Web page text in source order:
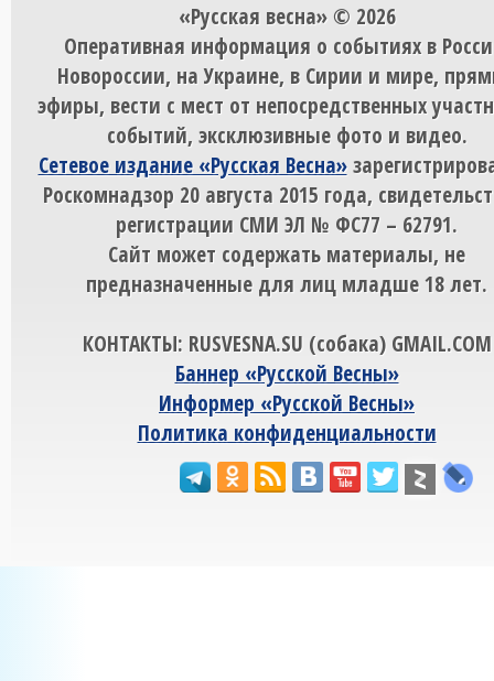
«Русская весна» © 2026
Оперативная информация о событиях в
Новороссии, на Украине, в Сирии и мире,
эфиры, вести с мест от непосредственных
событий, эксклюзивные фото и видео.
Сетевое издание «Русская Весна»
Роскомнадзор 20 августа 2015 года,
регистрации СМИ ЭЛ № ФС77 – 62791.
Сайт может содержать материалы, не
предназначенные для лиц младше 18 лет.
КОНТАКТЫ: RUSVESNA.SU (собака) GMAIL.COM
Баннер «Русской Весны»
Информер «Русской Весны»
Политика конфиденциальности